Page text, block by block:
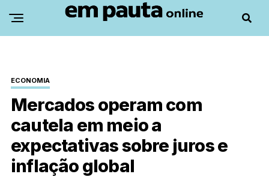
ECONOMIA
Mercados operam com
cautela em meio a
expectativas sobre juros e
inflação global